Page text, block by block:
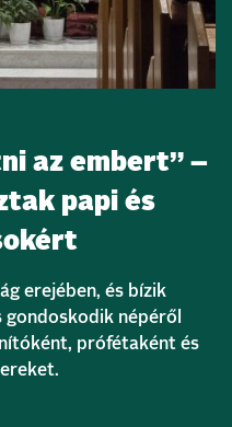
az embert” –
papi és
erejében, és bízik
népéről
prófétaként és